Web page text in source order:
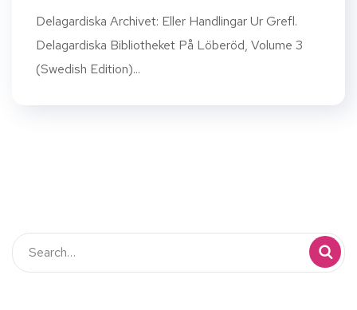
Delagardiska Archivet: Eller Handlingar Ur Grefl.
Delagardiska Bibliotheket På Löberöd, Volume 3
(Swedish Edition)...